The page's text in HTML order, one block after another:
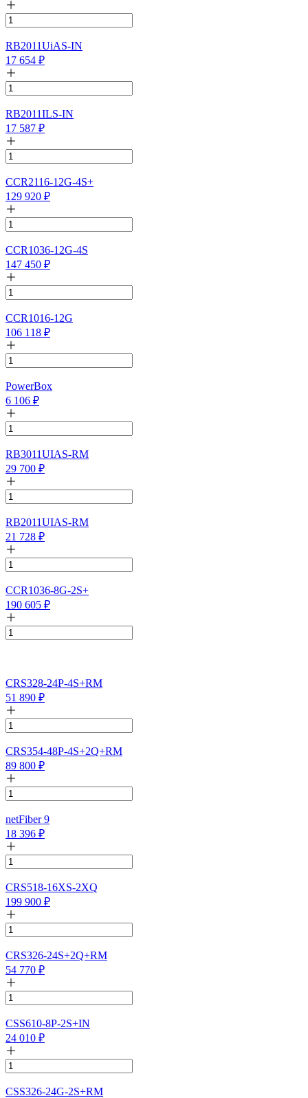
RB2011UiAS-IN
17 654 ₽
RB2011ILS-IN
17 587 ₽
CCR2116-12G-4S+
129 920 ₽
CCR1036-12G-4S
147 450 ₽
CCR1016-12G
106 118 ₽
PowerBox
6 106 ₽
RB3011UIAS-RM
29 700 ₽
RB2011UIAS-RM
21 728 ₽
CCR1036-8G-2S+
190 605 ₽
CRS328-24P-4S+RM
51 890 ₽
CRS354-48P-4S+2Q+RM
89 800 ₽
netFiber 9
18 396 ₽
CRS518-16XS-2XQ
199 900 ₽
CRS326-24S+2Q+RM
54 770 ₽
CSS610-8P-2S+IN
24 010 ₽
CSS326-24G-2S+RM